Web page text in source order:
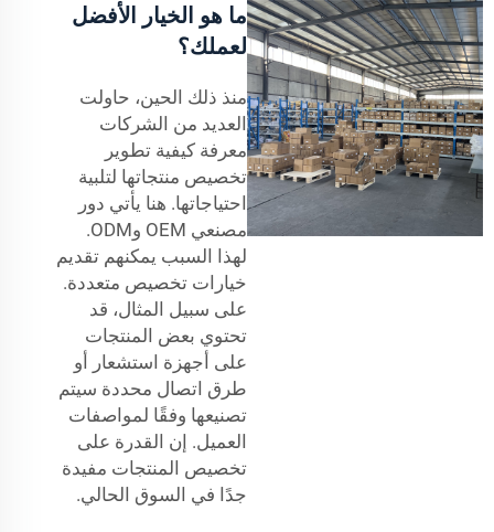
ما هو الخيار الأفضل
لعملك؟
منذ ذلك الحين، حاولت
العديد من الشركات
معرفة كيفية تطوير
تخصيص منتجاتها لتلبية
احتياجاتها. هنا يأتي دور
مصنعي OEM وODM.
لهذا السبب يمكنهم تقديم
خيارات تخصيص متعددة.
على سبيل المثال، قد
تحتوي بعض المنتجات
على أجهزة استشعار أو
طرق اتصال محددة سيتم
تصنيعها وفقًا لمواصفات
العميل. إن القدرة على
تخصيص المنتجات مفيدة
جدًا في السوق الحالي.